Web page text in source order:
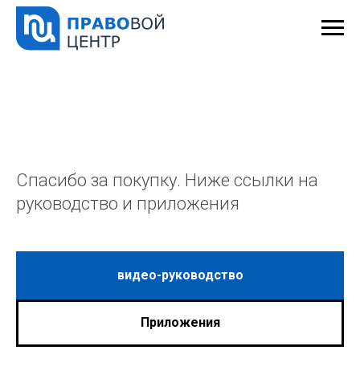
Спасибо за покупку. Ниже ссылки на
руководство и приложения
видео-руководство
Приложения